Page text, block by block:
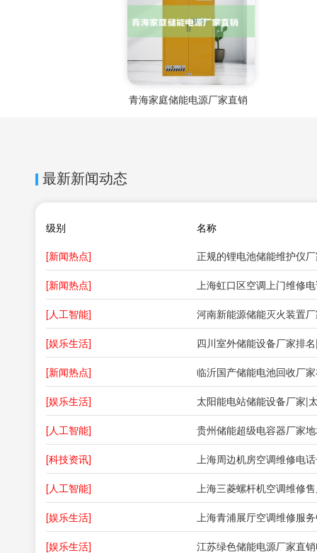
青海家庭储能电源厂家直销
最新新闻动态
级别
名称
[新闻热点]
[新闻热点]
[人工智能]
[娱乐生活]
[新闻热点]
[娱乐生活] 太阳能电站储能设备厂家|
[人工智能] 贵州储能超级电容器厂家
[科技资讯]
[人工智能]
[娱乐生活]
[娱乐生活]